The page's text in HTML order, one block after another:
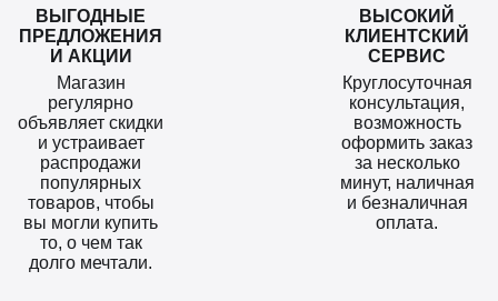
ВЫГОДНЫЕ
ПРЕДЛОЖЕНИЯ
И АКЦИИ
Магазин
регулярно
объявляет скидки
и устраивает
распродажи
популярных
товаров, чтобы
вы могли купить
то, о чем так
долго мечтали.
ВЫСОКИЙ
КЛИЕНТСКИЙ
СЕРВИС
Круглосуточная
консультация,
возможность
оформить заказ
за несколько
минут, наличная
и безналичная
оплата.